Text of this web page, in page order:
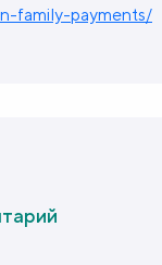
family-payments/